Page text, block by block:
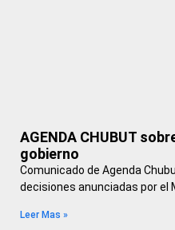
AGENDA CHUBUT
gobierno
Comunicado de Agenda
decisiones anunciadas por el
Leer Mas »